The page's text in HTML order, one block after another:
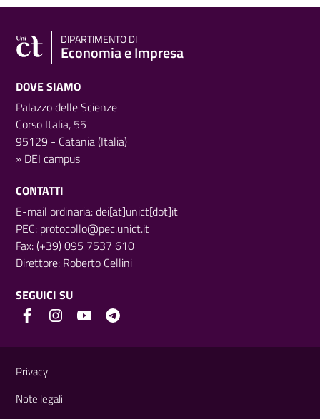
DIPARTIMENTO DI
Economia e Impresa
DOVE SIAMO
Palazzo delle Scienze
Corso Italia, 55
95129 - Catania (Italia)
» DEI campus
CONTATTI
E-mail ordinaria: dei[at]unict[dot]it
PEC: protocollo@pec.unict.it
Fax: (+39) 095 7537 610
Direttore: Roberto Cellini
SEGUICI SU
Privacy
Note legali